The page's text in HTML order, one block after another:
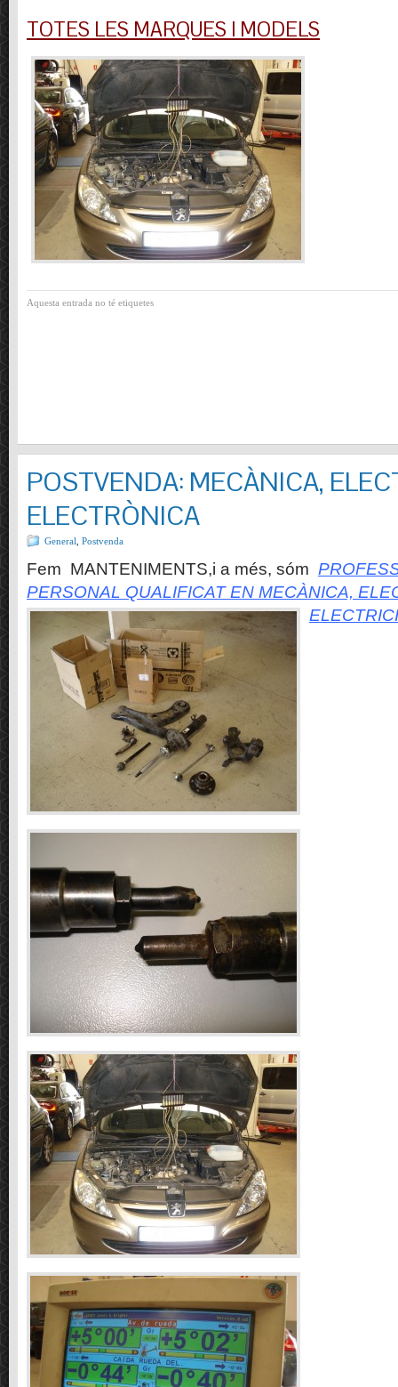
TOTES LES MARQUES I MODELS
Aquesta entrada no té etiquetes
POSTVENDA: MECÀNICA,
ELECTRÒNICA
General Postvenda
Fem MANTENIMENTS,i a més, sóm
PERSONAL QUALIFICAT EN MECÀNICA,